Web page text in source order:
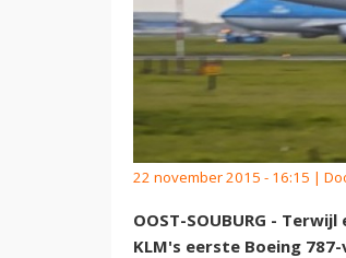
22 november 2015 - 16:15 |
OOST-SOUBURG -
KLM's eerste Boeing